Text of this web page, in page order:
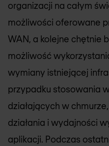
organizacji na całym
możliwości oferowane
WAN, a kolejne chętnie
możliwość
wymiany istniejącej
przypadku stosowania
działających w
działania i wydajności
aplikacji. Podczas